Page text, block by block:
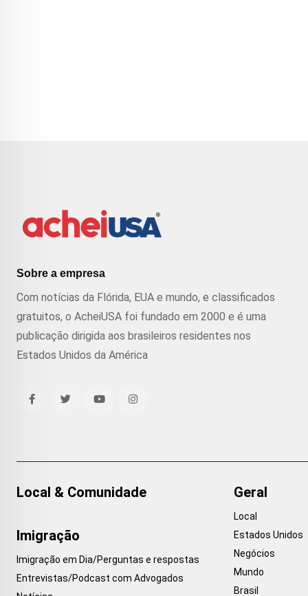
Sobre a empresa
Com notícias da Flórida, EUA e mundo, e classificados
gratuitos, o AcheiUSA foi fundado em 2000 e é uma
publicação dirigida aos brasileiros residentes nos
Estados Unidos da América
Local & Comunidade
Imigração
Imigração em Dia/Perguntas e respostas
Entrevistas/Podcast com Advogados
Geral
Local
Estados Unidos
Negócios
Mundo
Brasil